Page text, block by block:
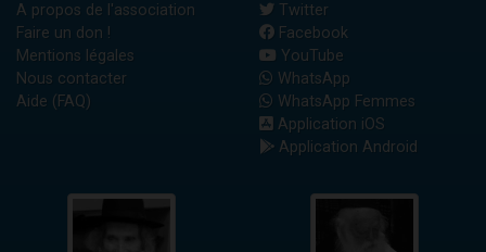
A propos de l'association
Faire un don !
Mentions légales
Nous contacter
Aide (FAQ)
Twitter
Facebook
YouTube
WhatsApp
WhatsApp Femmes
Application iOS
Application Android